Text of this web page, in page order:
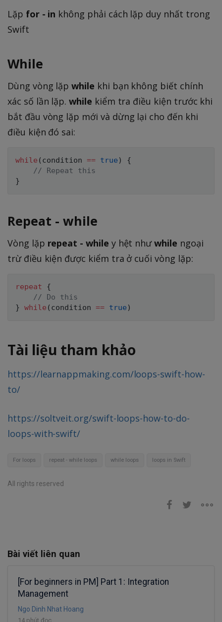
Lặp for - in không phải cách lặp duy nhất trong
Swift
While
Dùng vòng lặpwhile khi bạn không biết chính
xác số lần lặp.while kiểm tra điều kiện trước khi
bắt đầu vòng lặp mới và dừng lại cho đến khi
điều kiện đó sai:
while ( condition == true )
{
// Repeat this
}
Repeat - while
Vòng lặp repeat - while y hệt nhưwhile ngoại
trừ điều kiện được kiểm tra ở cuối vòng lặp:
repeat
{
// Do this
} while ( condition == true )
Tài liệu tham khảo
https://learnappmaking.com/loops-swift-how-
to/
https://soltveit.org/swift-loops-how-to-do-
loops-with-swift/
For loops repeat - while loops while loops loops in Swift
All rights reserved
Bài viết liên quan
[For beginners in PM] Part 1: Integration
Management
Ngo Dinh Nhat Hoang
14 phút đọc